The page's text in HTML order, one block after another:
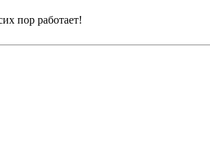
пор работает!